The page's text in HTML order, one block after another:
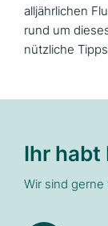
alljährlichen
rund um
nützliche
Ihr habt
Wir sind